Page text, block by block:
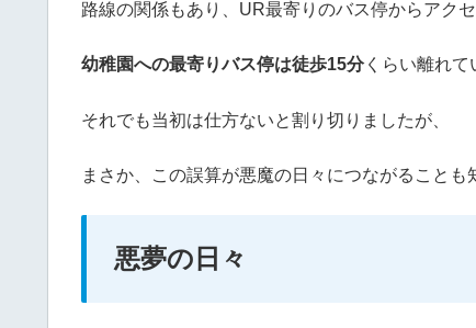
路線の関係もあり、UR最寄りのバス停からアク
幼稚園への最寄りバス停は徒歩15分くらい離れて
それでも当初は仕方ないと割り切りましたが、
まさか、この誤算が悪魔の日々につながることも
悪夢の日々